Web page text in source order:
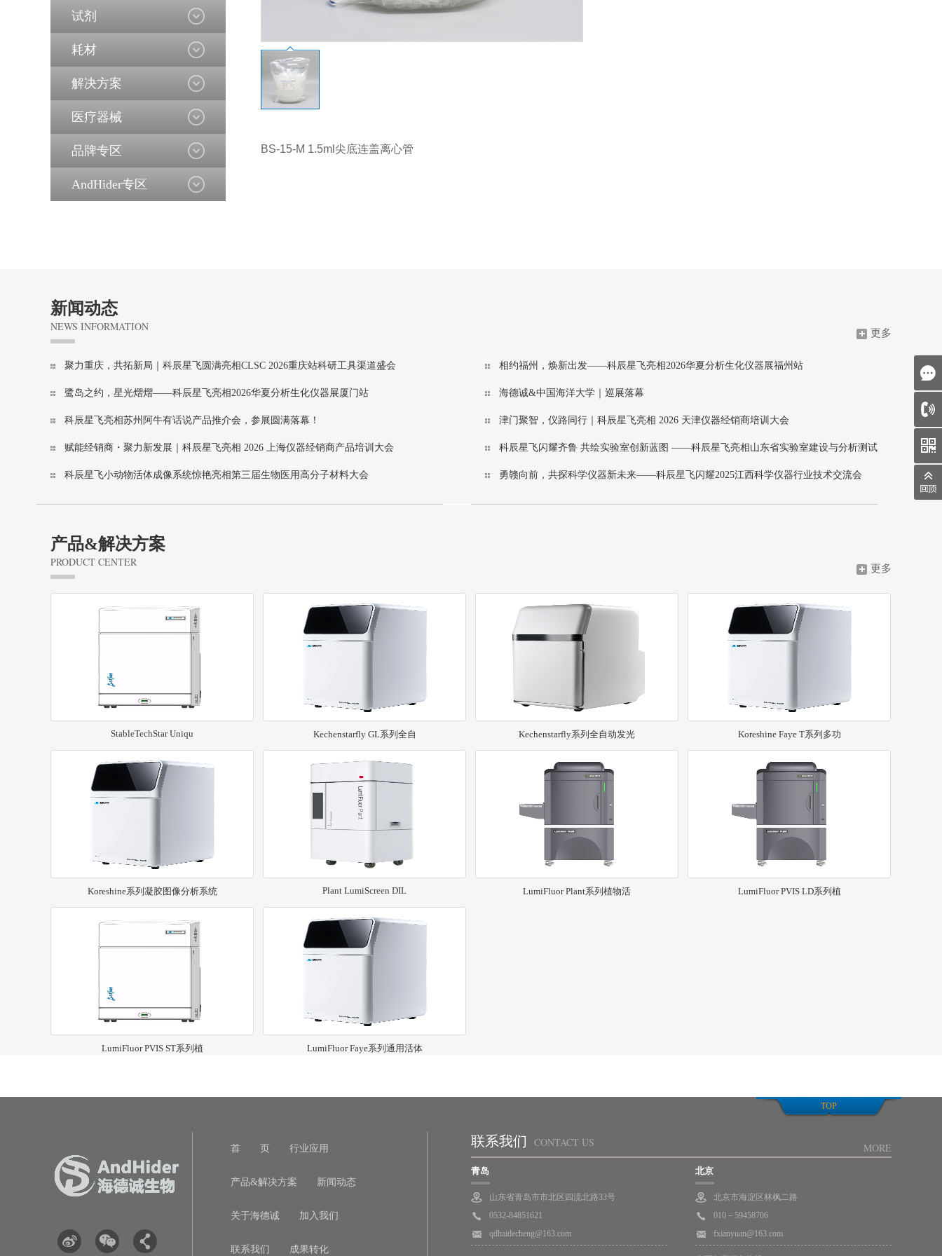
试剂
耗材
解决方案
医疗器械
品牌专区
AndHider专区
BS-15-M 1.5ml尖底连盖离心管
更多
新闻动态
NEWS INFORMATION
聚力重庆，共拓新局｜科辰星飞圆满亮相CLSC 2026重庆站科研工具渠道盛会 相约福州，焕新出发——科辰星飞亮相2026华夏分析生化仪器展福州站
鹭岛之约，星光熠熠——科辰星飞亮相2026华夏分析生化仪器展厦门站 海德诚&中国海洋大学｜巡展落幕
科辰星飞亮相苏州阿牛有话说产品推介会，参展圆满落幕！ 津门聚智，仪路同行｜科辰星飞亮相 2026 天津仪器经销商培训大会
赋能经销商・聚力新发展｜科辰星飞亮相 2026 上海仪器经销商产品培训大会
科辰星飞闪耀齐鲁 共绘实验室创新蓝图 ——科辰星飞亮相山东省实验室建设与分析测试
科辰星飞小动物活体成像系统惊艳亮相第三届生物医用高分子材料大会
勇赣向前，共探科学仪器新未来——科辰星飞闪耀2025江西科学仪器行业技术交流会
更多
产品&解决方案
PRODUCT CENTER
StableTechStar Uniqu Kechenstarfly GL系列全自 Kechenstarfly系列全自动发光 Koreshine Faye T系列多功
Koreshine系列凝胶图像分析系统 Plant LumiScreen DIL LumiFluor Plant系列植物活 LumiFluor PVIS LD系列植
LumiFluor PVIS ST系列植 LumiFluor Faye系列通用活体
TOP
首 页 行业应用
产品&解决方案 新闻动态
关于海德诚 加入我们
联系我们 成果转化
联系我们 CONTACT US MORE
青岛
山东省青岛市市北区四流北路33号
0532-84851621
qdhaidecheng@163.com
北京
北京市海淀区林枫二路
010－59458706
fxianyuan@163.com